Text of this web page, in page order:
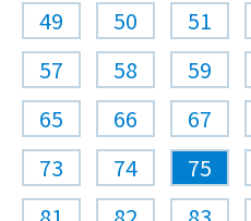
49
50 51
57
58 59
65
66 67
73
74 75